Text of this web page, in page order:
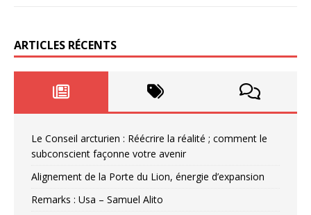
ARTICLES RÉCENTS
Le Conseil arcturien : Réécrire la réalité ; comment le
subconscient façonne votre avenir
Alignement de la Porte du Lion, énergie d’expansion
Remarks : Usa – Samuel Alito